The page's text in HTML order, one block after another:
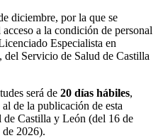
diciembre, por la que se
a la condición de personal
Especialista en
Servicio de Salud de Castilla
será de 20 días hábiles,
de la publicación de esta
Castilla y León (del 16 de
2026).